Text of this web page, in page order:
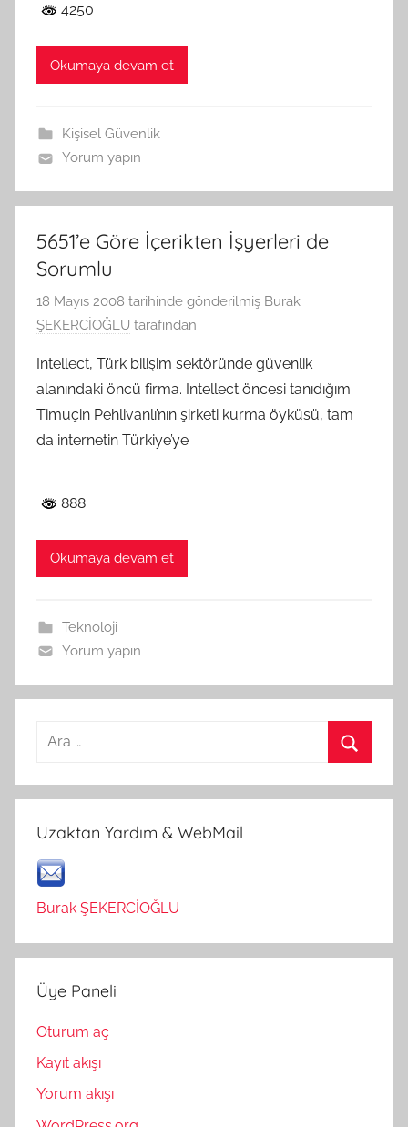
4250
Okumaya devam et
Kişisel Güvenlik
Yorum yapın
5651’e Göre İçerikten İşyerleri de
Sorumlu
18 Mayıs 2008 tarihinde gönderilmiş Burak
ŞEKERCİOĞLU tarafından
Intellect, Türk bilişim sektöründe güvenlik
alanındaki öncü firma. Intellect öncesi tanıdığım
Timuçin Pehlivanlı’nın şirketi kurma öyküsü, tam
da internetin Türkiye’ye
888
Okumaya devam et
Teknoloji
Yorum yapın
Arama:
Uzaktan Yardım & WebMail
Burak ŞEKERCİOĞLU
Üye Paneli
Oturum aç
Kayıt akışı
Yorum akışı